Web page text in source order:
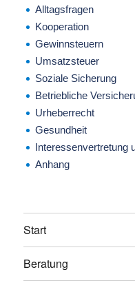
Alltagsfragen
Kooperation
Gewinnsteuern
Umsatzsteuer
Soziale Sicherung
Betriebliche
Urheberrecht
Gesundheit
Interessenvertretung
Anhang
Start
Beratung